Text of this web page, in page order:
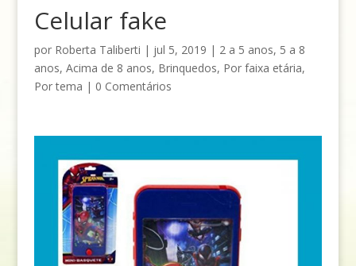
Celular fake
por Roberta Taliberti | jul 5, 2019 | 2 a 5 anos, 5 a 8
anos, Acima de 8 anos, Brinquedos, Por faixa etária,
Por tema | 0 Comentários